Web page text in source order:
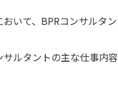
いて、BPRコンサルタ
ルタントの主な仕事内